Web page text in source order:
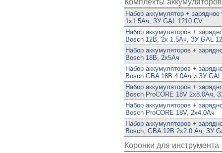
Комплекты
Набор аккумулятор + зарядное
1х1.5Ач, ЗУ GAL 1210 CV
Набор аккумуляторов +
Bosch 12В, 2х 1.5Ач, ЗУ GAL
Набор аккумуляторов +
Bosch 18В, 2х5Ач
Набор аккумуляторов +
Bosch GBA 18В 4.0Ач и ЗУ
Набор аккумуляторов +
Bosch ProCORE 18V 2х8.0Aч,
Набор аккумуляторов +
Bosch ProCORE 18V, 2х4.0Aч
Набор аккумуляторов +
Bosch, GBA 12В 2х2.0 Aч, ЗУ
Коронки для инструмента